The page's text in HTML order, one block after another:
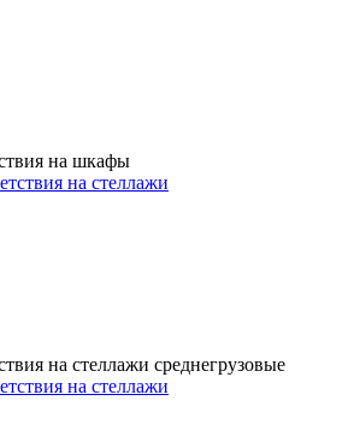
на шкафы
на стеллажи среднегрузовые